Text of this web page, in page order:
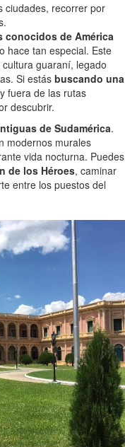
ciudades, recorrer por
conocidos de América
hace tan especial. Este
guaraní, legado
Si estás buscando una
fuera de las rutas
descubrir.
de Sudamérica.
modernos murales
vida nocturna. Puedes
de los Héroes, caminar
entre los puestos del